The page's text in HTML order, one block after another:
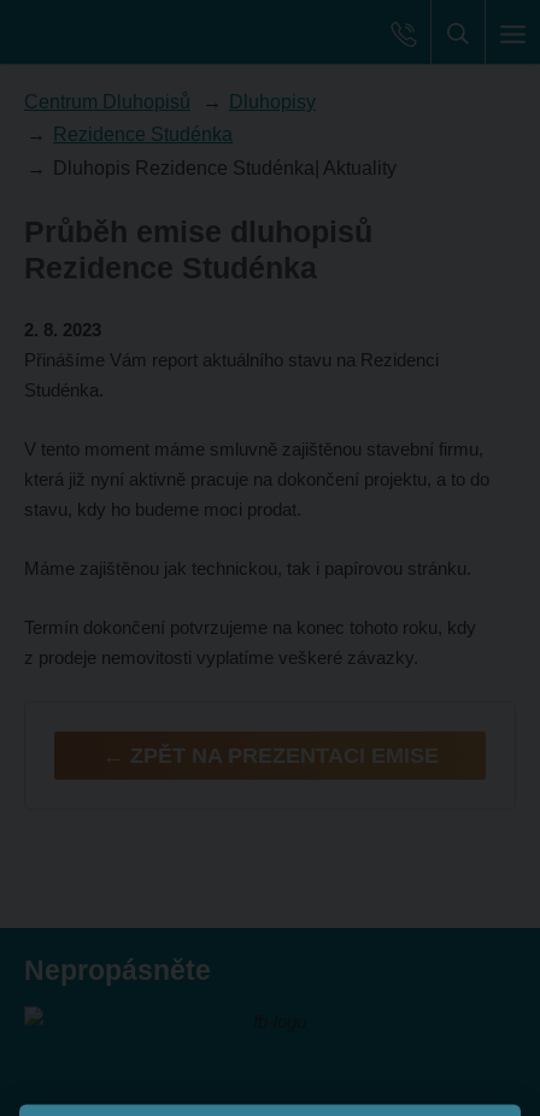
Centrum Dluhopisů
Dluhopisy
Rezidence Studénka
Dluhopis Rezidence Studénka| Aktuality
Průběh emise dluhopisů
Rezidence Studénka
2. 8. 2023
Přinášíme Vám report aktuálního stavu na Rezidenci
Studénka.
V tento moment máme smluvně zajištěnou stavební firmu,
která již nyní aktivně pracuje na dokončení projektu, a to do
stavu, kdy ho budeme moci prodat.
Máme zajištěnou jak technickou, tak i papírovou stránku.
Termín dokončení potvrzujeme na konec tohoto roku, kdy
z prodeje nemovitosti vyplatíme veškeré závazky.
← ZPĚT NA PREZENTACI EMISE
Nepropásněte